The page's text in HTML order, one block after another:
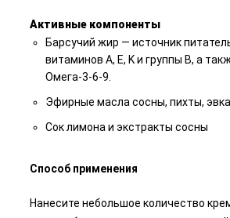
Активные компоненты
Барсучий жир — источник
витаминов A, E, K и группы B, а
Омега-3-6-9.
Эфирные масла сосны, пихты,
Сок лимона и экстракты сосны
Способ применения
Нанесите небольшое количество